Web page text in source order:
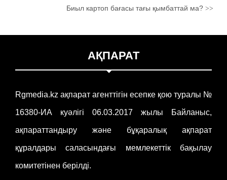
Биыл картоп бағасы тағы қымбаттай ма?>>
АҚПАРАТ
Rgmedia.kz ақпарат агенттігін есепке қою туралы №
16380-ИА куәлігі 06.03.2017 жылы Байланыс,
ақпараттандыру және бұқаралық ақпарат
құралдары саласындағы мемлекеттік бақылау
комитетінен берілді.